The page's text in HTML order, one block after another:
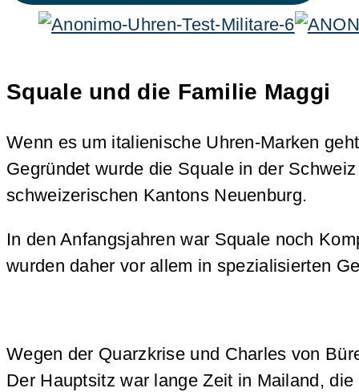
Squale und die Familie Maggi
Wenn es um italienische Uhren-Marken
Gegründet wurde die Squale in der
schweizerischen Kantons Neuenburg.
In den Anfangsjahren war Squale noch
wurden daher vor allem in spezialisierten
Wegen der Quarzkrise und Charles von
Der Hauptsitz war lange Zeit in Mailand,